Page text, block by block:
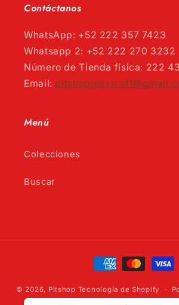
Contáctanos
WhatsApp: +52 222 357 7423
Whatsapp 2: +52 222 270 3232
Número de Tienda física: 222
Email:
Menú
Colecciones
Buscar
Formas
de
pago
© 2026, Pitshop Tecnología de Shopify